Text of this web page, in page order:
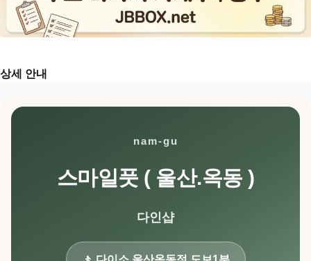
상세 안내
nam-gu
스마일풋 ( 울산.옥동 )
다인샵